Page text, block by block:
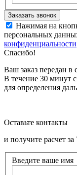
Нажимая на
персональных
конфиденциальности
Спасибо!
Ваш заказ передан в
В течение 30 минут
для определения
Оставьте контакты
и получите расчет
Введите ваше имя